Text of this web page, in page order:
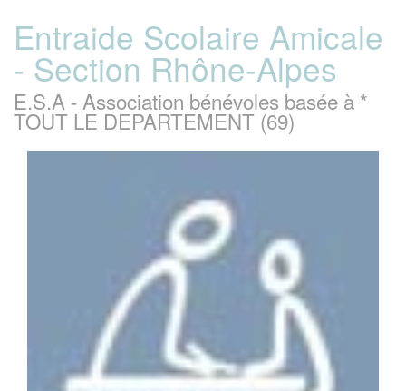
Entraide Scolaire Amicale
- Section Rhône-Alpes
E.S.A - Association bénévoles basée à *
TOUT LE DEPARTEMENT (69)